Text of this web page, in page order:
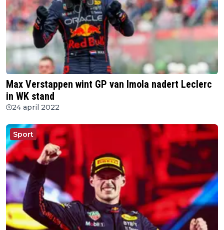
Max Verstappen wint GP van Imola nadert Leclerc
in WK stand
24 april 2022
Sport